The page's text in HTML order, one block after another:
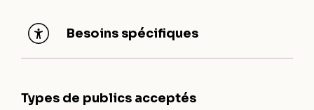
Besoins spécifiques
Types de publics acceptés